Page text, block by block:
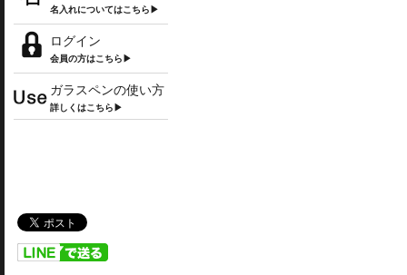
名入れについてはこちら▶
ログイン
会員の方はこちら▶
ガラスペンの使い方
詳しくはこちら▶